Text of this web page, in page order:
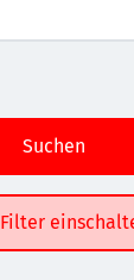
Suchen
Filter